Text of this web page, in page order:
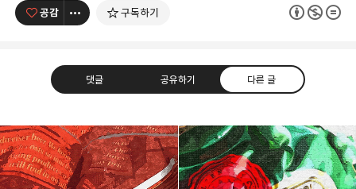
공감 구독하기
댓글 공유하기 다른 글
Artist Ock Jinhwa ｜옥진화 작가